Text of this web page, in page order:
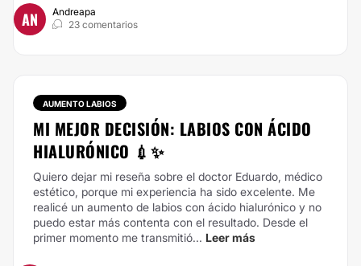
AN
Andreapa
23 comentarios
AUMENTO LABIOS
MI MEJOR DECISIÓN: LABIOS CON ÁCIDO
HIALURÓNICO 💉✨
Quiero dejar mi reseña sobre el doctor Eduardo, médico
estético, porque mi experiencia ha sido excelente. Me
realicé un aumento de labios con ácido hialurónico y no
puedo estar más contenta con el resultado. Desde el
primer momento me transmitió... Leer más